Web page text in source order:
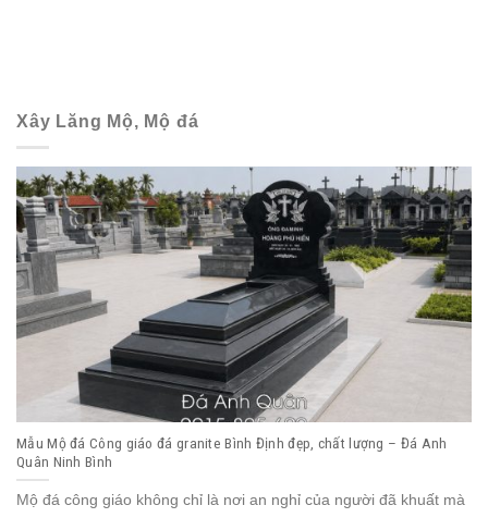
Xây Lăng Mộ, Mộ đá
Mẫu Mộ đá Công giáo đá granite Bình Định đẹp, chất lượng – Đá Anh
Quân Ninh Bình
Mộ đá công giáo không chỉ là nơi an nghỉ của người đã khuất mà